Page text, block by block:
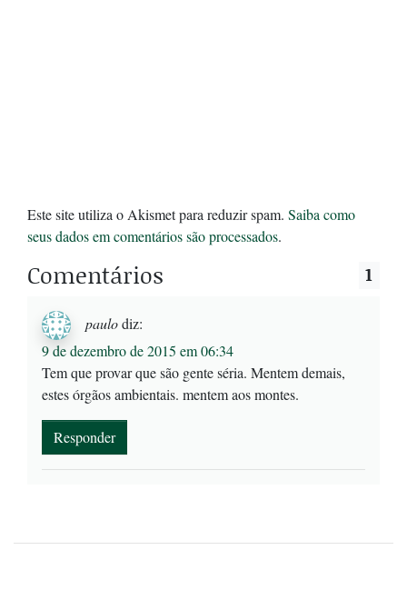
Este site utiliza o Akismet para reduzir spam. Saiba como
seus dados em comentários são processados.
Comentários 1
paulodiz:
9 de dezembro de 2015 em 06:34
Tem que provar que são gente séria. Mentem demais,
estes órgãos ambientais. mentem aos montes.
Responder